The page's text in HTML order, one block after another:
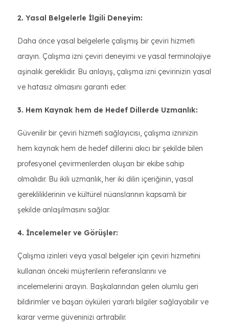
2. Yasal Belgelerle İlgili Deneyim:
Daha önce yasal belgelerle çalışmış bir çeviri hizmeti
arayın. Çalışma izni çeviri deneyimi ve yasal terminolojiye
aşinalık gereklidir. Bu anlayış, çalışma izni çevirinizin yasal
ve hatasız olmasını garanti eder.
3. Hem Kaynak hem de Hedef Dillerde Uzmanlık:
Güvenilir bir çeviri hizmeti sağlayıcısı, çalışma izninizin
hem kaynak hem de hedef dillerini akıcı bir şekilde bilen
profesyonel çevirmenlerden oluşan bir ekibe sahip
olmalıdır. Bu ikili uzmanlık, her iki dilin içeriğinin, yasal
gerekliliklerinin ve kültürel nüanslarının kapsamlı bir
şekilde anlaşılmasını sağlar.
4. İncelemeler ve Görüşler:
Çalışma izinleri veya yasal belgeler için çeviri hizmetini
kullanan önceki müşterilerin referanslarını ve
incelemelerini arayın. Başkalarından gelen olumlu geri
bildirimler ve başarı öyküleri yararlı bilgiler sağlayabilir ve
karar verme güveninizi artırabilir.